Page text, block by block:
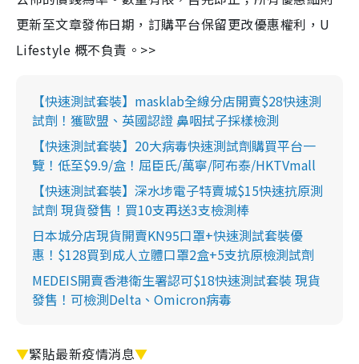
更新至文章發佈日期，訂購平台保留更改優惠權利，U
Lifestyle 概不負責。>>
【快速測試套裝】masklab全線分店開賣$28快速測
試劑！獲歐盟、英國認證 鼻咽拭子採樣檢測
【快速測試套裝】20大病毒快速測試劑購買平台一
覽！低至$9.9/盒！屈臣氏/萬寧/阿布泰/HKTVmall
【快速測試套裝】深水埗電子特賣城$15快速抗原測
試劑 現貨發售！買10支再送3支檢測棒
日本城分店現貨開賣KN95口罩+快速測試套裝優
惠！$128買到成人立體口罩2盒+5支抗原檢測試劑
MEDEIS開賣香港衛生署認可$18快速測試套裝 現貨
發售！可檢測Delta、Omicron病毒
▼緊貼最新疫情消息▼